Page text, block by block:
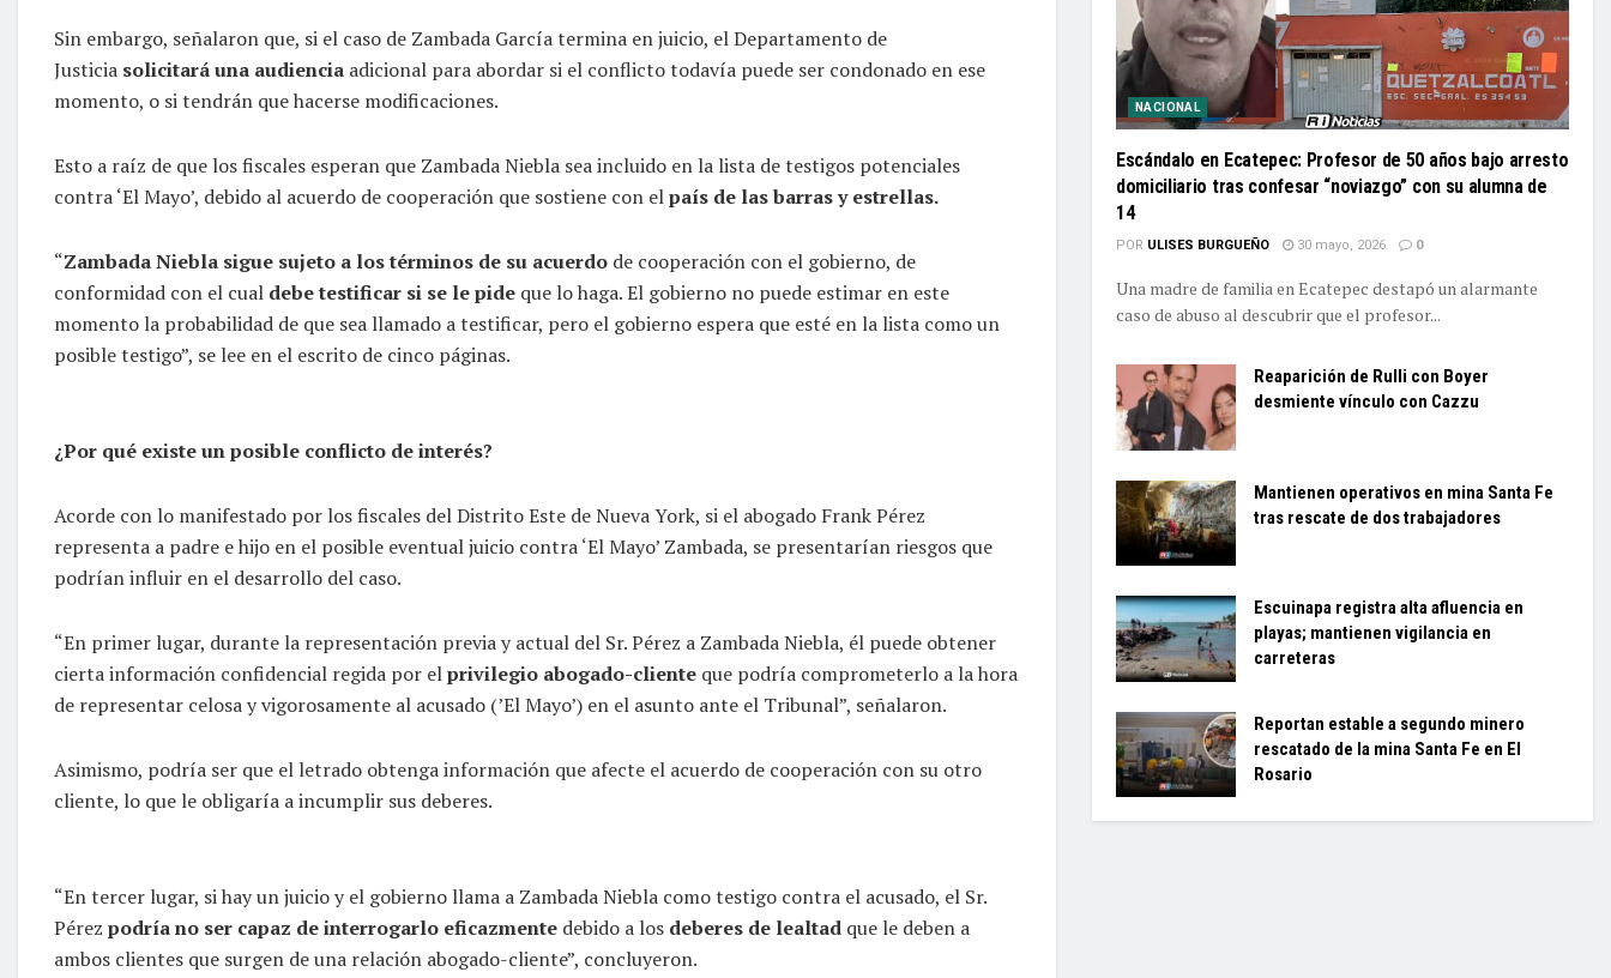
Sin embargo, señalaron que, si el caso de Zambada García termina en juicio, el Departamento de
Justicia solicitará una audiencia adicional para abordar si el conflicto todavía puede ser condonado en ese
momento, o si tendrán que hacerse modificaciones.
Esto a raíz de que los fiscales esperan que Zambada Niebla sea incluido en la lista de testigos potenciales
contra ‘El Mayo’, debido al acuerdo de cooperación que sostiene con elpaís de las barras y estrellas.
“Zambada Niebla sigue sujeto a los términos de su acuerdo de cooperación con el gobierno, de
conformidad con el cual debe testificar si se le pide que lo haga. El gobierno no puede estimar en este
momento la probabilidad de que sea llamado a testificar, pero el gobierno espera que esté en la lista como un
posible testigo”, se lee en el escrito de cinco páginas.
¿Por qué existe un posible conflicto de interés?
Acorde con lo manifestado por los fiscales del Distrito Este de Nueva York, si el abogado Frank Pérez
representa a padre e hijo en el posible eventual juicio contra ‘El Mayo’ Zambada, se presentarían riesgos que
podrían influir en el desarrollo del caso.
“En primer lugar, durante la representación previa y actual del Sr. Pérez a Zambada Niebla, él puede obtener
cierta información confidencial regida por elprivilegio abogado-cliente que podría comprometerlo a la hora
de representar celosa y vigorosamente al acusado (’El Mayo’) en el asunto ante el Tribunal”, señalaron.
Asimismo, podría ser que el letrado obtenga información que afecte el acuerdo de cooperación con su otro
cliente, lo que le obligaría a incumplir sus deberes.
“En tercer lugar, si hay un juicio y el gobierno llama a Zambada Niebla como testigo contra el acusado, el Sr.
Pérez podría no ser capaz de interrogarlo eficazmente debido a los deberes de lealtad que le deben a
ambos clientes que surgen de una relación abogado-cliente”, concluyeron.
NACIONAL
Escándalo en Ecatepec: Profesor de 50 años bajo arresto
domiciliario tras confesar “noviazgo” con su alumna de
14
POR ULISES BURGUEÑO 30 mayo, 2026 0
Una madre de familia en Ecatepec destapó un alarmante
caso de abuso al descubrir que el profesor...
Reaparición de Rulli con Boyer
desmiente vínculo con Cazzu
Mantienen operativos en mina Santa Fe
tras rescate de dos trabajadores
Escuinapa registra alta afluencia en
playas; mantienen vigilancia en
carreteras
Reportan estable a segundo minero
rescatado de la mina Santa Fe en El
Rosario